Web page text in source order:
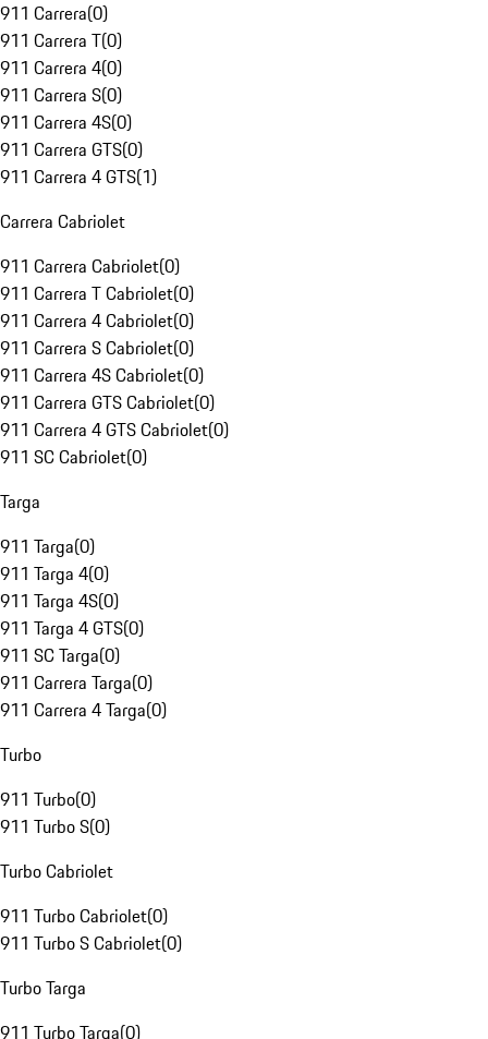
911 Carrera(0)
911 Carrera T(0)
911 Carrera 4(0)
911 Carrera S(0)
911 Carrera 4S(0)
911 Carrera GTS(0)
911 Carrera 4 GTS(1)
Carrera Cabriolet
911 Carrera Cabriolet(0)
911 Carrera T Cabriolet(0)
911 Carrera 4 Cabriolet(0)
911 Carrera S Cabriolet(0)
911 Carrera 4S Cabriolet(0)
911 Carrera GTS Cabriolet(0)
911 Carrera 4 GTS Cabriolet(0)
911 SC Cabriolet(0)
Targa
911 Targa(0)
911 Targa 4(0)
911 Targa 4S(0)
911 Targa 4 GTS(0)
911 SC Targa(0)
911 Carrera Targa(0)
911 Carrera 4 Targa(0)
Turbo
911 Turbo(0)
911 Turbo S(0)
Turbo Cabriolet
911 Turbo Cabriolet(0)
911 Turbo S Cabriolet(0)
Turbo Targa
911 Turbo Targa(0)